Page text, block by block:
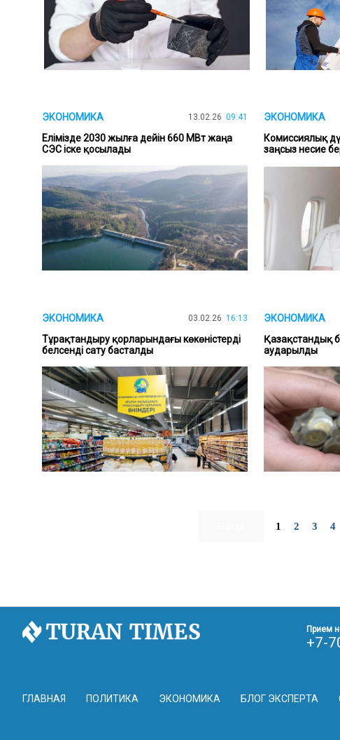
ЭКОНОМИКА 13.02.26 09:41
Елімізде 2030 жылға дейін 660 МВт жаңа
СЭС іске қосылады
ЭКОНОМИКА
Комиссиялық
заңсыз несие
ЭКОНОМИКА 03.02.26 16:13
Тұрақтандыру қорларындағы көкөністерді
белсенді сату басталды
ЭКОНОМИКА
Қазақстандық
аударылды
1 2 3 4
ГЛАВНАЯ ПОЛИТИКА ЭКОНОМИКА БЛОГ ЭКСПЕРТА
Прием
+7-